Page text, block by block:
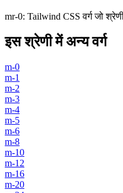
mr-0: Tailwind CSS वर्ग जो
इस श्रेणी में अन्य वर्ग
m-0
m-1
m-2
m-3
m-4
m-5
m-6
m-8
m-10
m-12
m-16
m-20